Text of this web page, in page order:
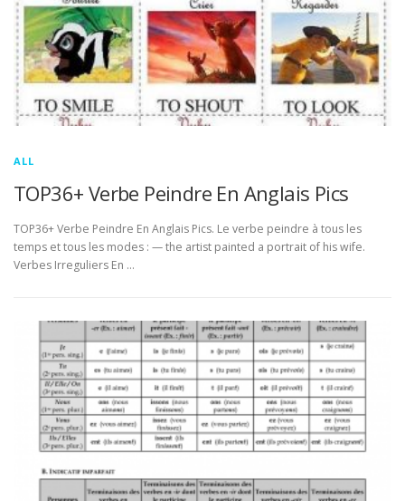
ALL
TOP36+ Verbe Peindre En Anglais Pics
TOP36+ Verbe Peindre En Anglais Pics. Le verbe peindre à tous les
temps et tous les modes : — the artist painted a portrait of his wife.
Verbes Irreguliers En …